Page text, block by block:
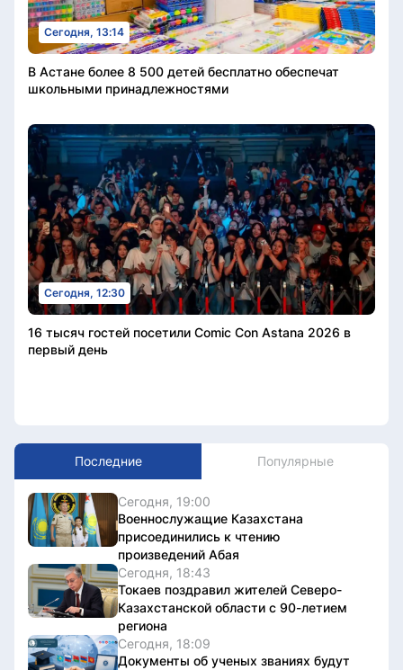
Сегодня, 13:14
В Астане более 8 500 детей бесплатно обеспечат
школьными принадлежностями
Сегодня, 12:30
16 тысяч гостей посетили Comic Con Astana 2026 в
первый день
Последние Популярные
Сегодня, 19:00
Военнослужащие Казахстана
присоединились к чтению
произведений Абая
Сегодня, 18:43
Токаев поздравил жителей Северо-
Казахстанской области с 90-летием
региона
Сегодня, 18:09
Документы об ученых званиях будут